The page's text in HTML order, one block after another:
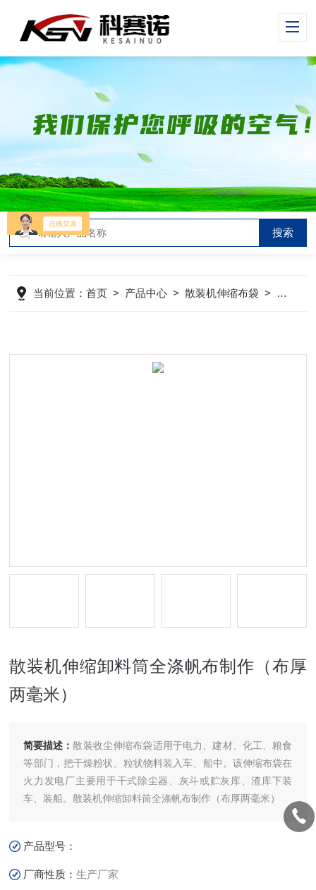
当前位置：首页 > 产品中心 >散装机伸缩布袋 > 散装机
散装机伸缩卸料筒全涤帆布制作（布厚
两毫米）
简要描述：散装收尘伸缩布袋适用于电力、建材、化工、粮食
等部门，把干燥粉状、粒状物料装入车、船中。该伸缩布袋在
火力发电厂主要用于干式除尘器、灰斗或贮灰库、渣库下装
车、装船。散装机伸缩卸料筒全涤帆布制作（布厚两毫米）
产品型号：
厂商性质：生产厂家